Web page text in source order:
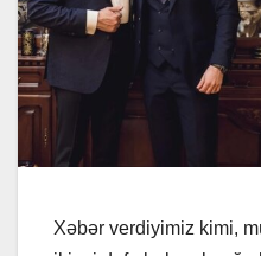
Xəbər verdiyimiz kimi,